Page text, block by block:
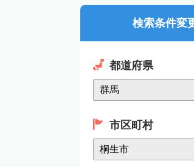
検索条件変
都道府県
市区町村